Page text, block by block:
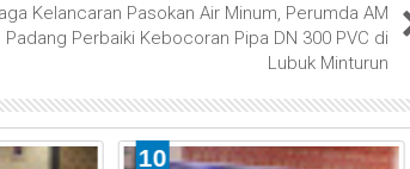
Kelancaran Pasokan Air Minum, Perumda AM
Padang Perbaiki Kebocoran Pipa DN 300 PVC di
Lubuk Minturun
10